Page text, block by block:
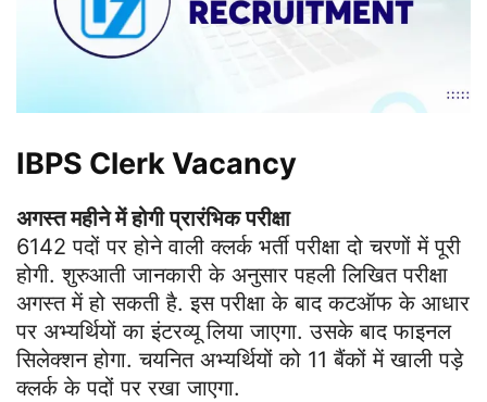
IBPS Clerk Vacancy
अगस्त महीने में होगी प्रारंभिक परीक्षा
6142 पदों पर होने वाली क्लर्क भर्ती परीक्षा दो चरणों में पूरी
होगी. शुरुआती जानकारी के अनुसार पहली लिखित परीक्षा
अगस्त में हो सकती है. इस परीक्षा के बाद कटऑफ के आधार
पर अभ्यर्थियों का इंटरव्यू लिया जाएगा. उसके बाद फाइनल
सिलेक्शन होगा. चयनित अभ्यर्थियों को 11 बैंकों में खाली पड़े
क्लर्क के पदों पर रखा जाएगा.